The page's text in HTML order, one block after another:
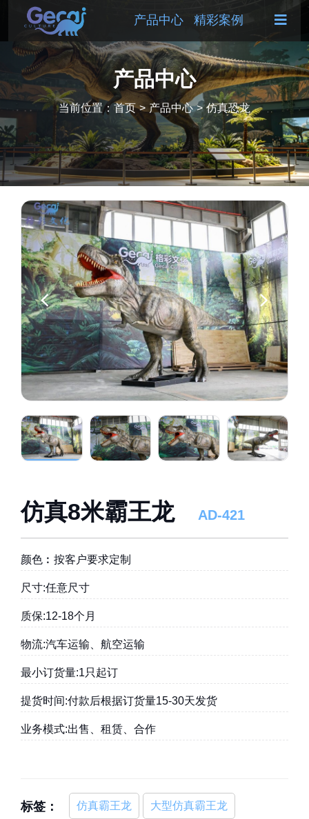
产品中心 精彩案例
产品中心
当前位置：首页 > 产品中心 > 仿真恐龙
仿真8米霸王龙 AD-421
颜色︰按客户要求定制
尺寸:任意尺寸
质保:12-18个月
物流:汽车运输、航空运输
最小订货量:1只起订
提货时间:付款后根据订货量15-30天发货
业务模式:出售、租赁、合作
标签： 仿真霸王龙 大型仿真霸王龙